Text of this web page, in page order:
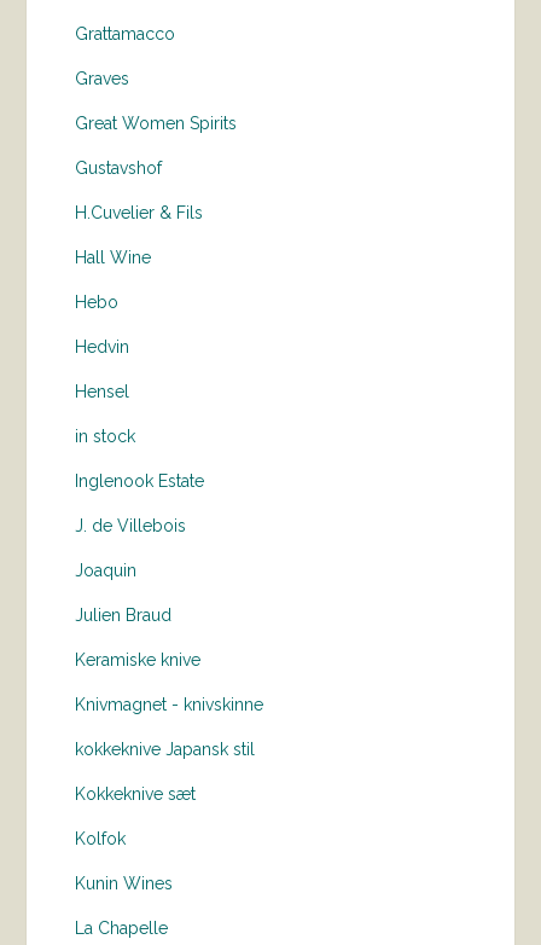
Grattamacco
Graves
Great Women Spirits
Gustavshof
H.Cuvelier & Fils
Hall Wine
Hebo
Hedvin
Hensel
in stock
Inglenook Estate
J. de Villebois
Joaquin
Julien Braud
Keramiske knive
Knivmagnet - knivskinne
kokkeknive Japansk stil
Kokkeknive sæt
Kolfok
Kunin Wines
La Chapelle